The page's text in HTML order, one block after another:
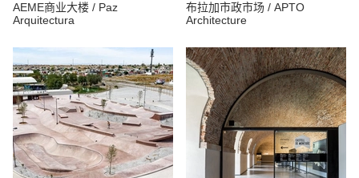
AEME商业大楼 / Paz
Arquitectura
布拉加市政市场 / APTO
Architecture